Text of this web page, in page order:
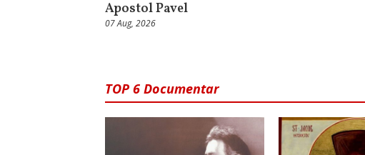
Apostol Pavel
07 Aug, 2026
TOP 6 Documentar